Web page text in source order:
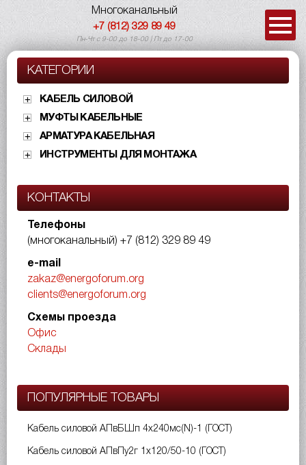
Многоканальный
+7 (812) 329 89 49
Пн-Чт с 9-00 до 18-00 | Пт до 17-00
КАТЕГОРИИ
КАБЕЛЬ СИЛОВОЙ
МУФТЫ КАБЕЛЬНЫЕ
АРМАТУРА КАБЕЛЬНАЯ
ИНСТРУМЕНТЫ ДЛЯ МОНТАЖА
КОНТАКТЫ
Телефоны
(многоканальный) +7 (812) 329 89 49
e-mail
zakaz@energoforum.org
clients@energoforum.org
Схемы проезда
Офис
Склады
ПОПУЛЯРНЫЕ ТОВАРЫ
Кабель силовой АПвБШп 4х240мс(N)-1 (ГОСТ)
Кабель силовой АПвПу2г 1х120/50-10 (ГОСТ)